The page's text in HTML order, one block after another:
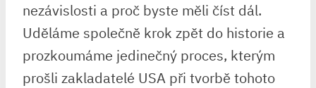
nezávislosti a proč byste měli číst dál.
Uděláme společně krok zpět do historie a
prozkoumáme jedinečný proces, kterým
prošli zakladatelé USA při tvorbě tohoto